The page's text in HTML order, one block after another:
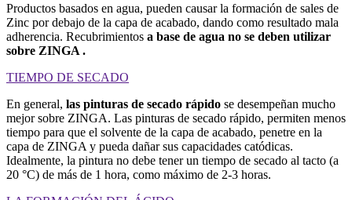
Productos basados en agua, pueden causar la formación de sales de
Zinc por debajo de la capa de acabado, dando como resultado mala
adherencia. Recubrimientos a base de agua no se deben utilizar
sobre ZINGA .
TIEMPO DE SECADO
En general, las pinturas de secado rápido se desempeñan mucho
mejor sobre ZINGA. Las pinturas de secado rápido, permiten menos
tiempo para que el solvente de la capa de acabado, penetre en la
capa de ZINGA y pueda dañar sus capacidades catódicas.
Idealmente, la pintura no debe tener un tiempo de secado al tacto (a
20 °C) de más de 1 hora, como máximo de 2-3 horas.